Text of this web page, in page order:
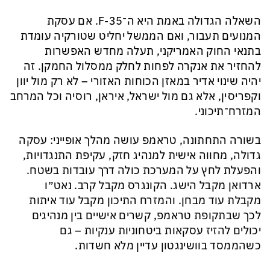
השאלה הגדולה באמת היא ה־F-35. אם עסקת
המנועים תעבור, ואם הממשל יחליט שטורקיה עומדת
בתנאי החוק האמריקני, תעלה מחדש האפשרות
להחזיר את אנקרה לפחות לחלק ממסלול החמקן. זה
יהיה שינוי אדיר במאזן הכוחות האזורי – לא רק מול יוון
וקפריסין, אלא גם מול ישראל, איראן, רוסיה וכל המרחב
המזרח־תיכוני.
בשורה התחתונה, טראמפ עושה מהלך אופייני: עסקה
גדולה, מחווה אישית למנהיג חזק, עקיפת התנגדויות,
והפעלת לחץ על המערכת כולה דרך עובדות בשטח.
ארדואן מקבל הישג. הקונגרס מקבל קרב. נאט״ו
מקבלת עוד מבחן. והמזרח התיכון מקבל עוד איתות
לכך שבתקופת טראמפ, קשרים אישיים בין מנהיגים
יכולים להזיז עסקאות ביטחוניות ענקיות – גם
כשהממסד בוושינגטון עדיין מלא חשדות.